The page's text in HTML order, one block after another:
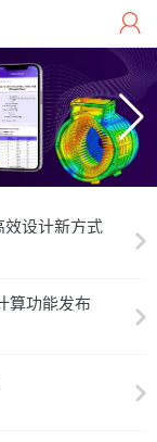
效设计新方式
算功能发布